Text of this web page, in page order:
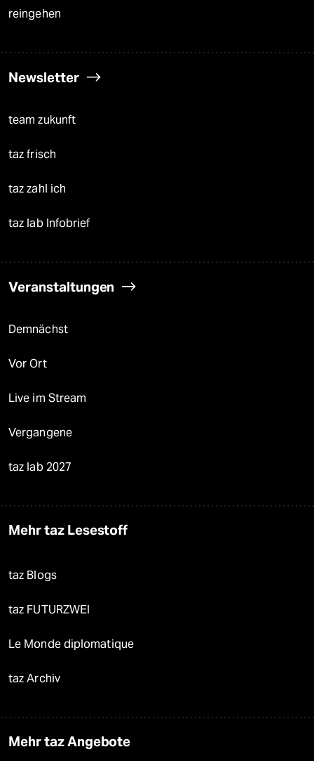
reingehen
Newsletter
team zukunft
taz frisch
taz zahl ich
taz lab Infobrief
Veranstaltungen
Demnächst
Vor Ort
Live im Stream
Vergangene
taz lab 2027
Mehr taz Lesestoff
taz Blogs
taz FUTURZWEI
Le Monde diplomatique
taz Archiv
Mehr taz Angebote